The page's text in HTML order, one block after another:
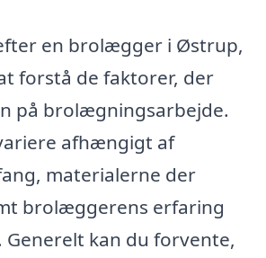
en brolægger i Østrup,
forstå de faktorer, der
på brolægningsarbejde.
afhængigt af
materialerne der
brolæggerens erfaring
Generelt kan du forvente,